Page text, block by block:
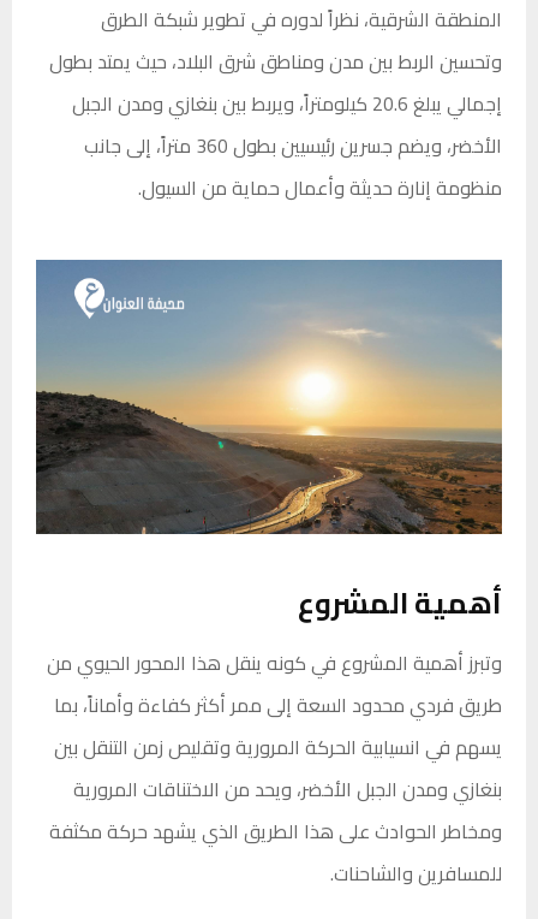
المنطقة الشرقية، نظراً لدوره في تطوير شبكة الطرق
وتحسين الربط بين مدن ومناطق شرق البلاد، حيث يمتد بطول
إجمالي يبلغ 20.6 كيلومتراً، ويربط بين بنغازي ومدن الجبل
الأخضر، ويضم جسرين رئيسيين بطول 360 متراً، إلى جانب
منظومة إنارة حديثة وأعمال حماية من السيول.
أهمية المشروع
وتبرز أهمية المشروع في كونه ينقل هذا المحور الحيوي من
طريق فردي محدود السعة إلى ممر أكثر كفاءة وأماناً، بما
يسهم في انسيابية الحركة المرورية وتقليص زمن التنقل بين
بنغازي ومدن الجبل الأخضر، ويحد من الاختناقات المرورية
ومخاطر الحوادث على هذا الطريق الذي يشهد حركة مكثفة
للمسافرين والشاحنات.